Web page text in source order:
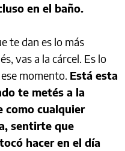
en el baño.
te dan es lo más
vas a la cárcel. Es lo
momento. Está esta
te metés a la
como cualquier
sentirte que
hacer en el día